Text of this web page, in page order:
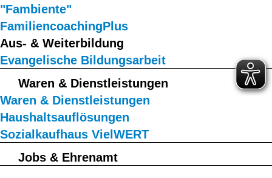
"Fambiente"
FamiliencoachingPlus
Aus- & Weiterbildung
Evangelische Bildungsarbeit
Waren & Dienstleistungen
Waren & Dienstleistungen
Haushaltsauflösungen
Sozialkaufhaus VielWERT
Jobs & Ehrenamt